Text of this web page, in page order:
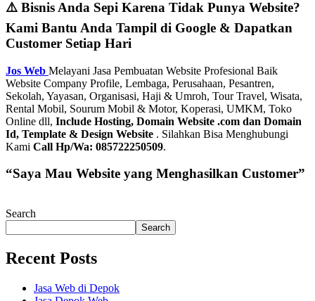
⚠️ Bisnis Anda Sepi Karena Tidak Punya Website?
Kami Bantu Anda Tampil di Google & Dapatkan
Customer Setiap Hari
Jos Web Melayani Jasa Pembuatan Website Profesional Baik
Website Company Profile, Lembaga, Perusahaan, Pesantren,
Sekolah, Yayasan, Organisasi, Haji & Umroh, Tour Travel, Wisata,
Rental Mobil, Sourum Mobil & Motor, Koperasi, UMKM, Toko
Online dll, Include Hosting, Domain Website .com dan Domain
Id, Template & Design Website . Silahkan Bisa Menghubungi
Kami Call Hp/Wa: 085722250509.
“Saya Mau Website yang Menghasilkan Customer”
Search
Search
Recent Posts
Jasa Web di Depok